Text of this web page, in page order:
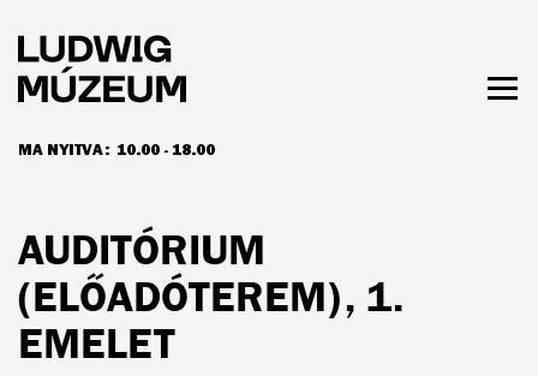
tartalomra
MA NYITVA: 10.00 - 18.00
NYITVATARTÁS ÉS JEGYÁRAK
AUDITÓRIUM
(ELŐADÓTEREM), 1.
EMELET